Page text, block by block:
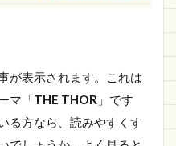
が表示されます。これは
マ「THE THOR 」です
る方なら、読みやすくす